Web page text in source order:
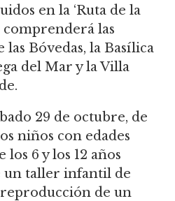
en la ‘Ruta de la
comprenderá las
las Bóvedas, la Basílica
del Mar y la Villa
29 de octubre, de
niños con edades
6 y los 12 años
taller infantil de
de un